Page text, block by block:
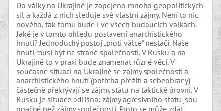
Do války na Ukrajině je zapojeno mnoho geopolitických
sil a každá z nich sleduje své vlastní zájmy. Není to nic
nového, tak tomu bude i ve všech budoucích válkách.
Jaké je v tomto ohledu postavení anarchistického
hnutí? Jednoduchý postoj „proti válce“ nestačí. Naše
hnutí musí být na straně společnosti. V Rusku a na
Ukrajině to v praxi bude znamenat různé věci. V
současné situaci na Ukrajině se zájmy společnosti a
anarchistického hnutí (potřeba přežití a sebeobrany)
částečně překrývají se zájmy státu na taktické úrovni. V
Rusku je situace odlišná: zájmy agresivního státu jsou
opačné než zájmy společnosti. Proto se může zdát